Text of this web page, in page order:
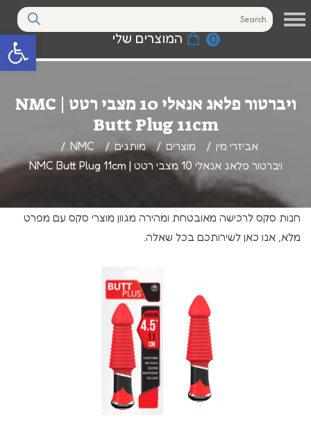
פתח סרגל 0 המוצרים שלי
ויברטור פלאג אנאלי 10 מצבי רטט | NMC
Butt Plug 11cm
אביזרי מין מוצרים מותגים
NMC
ויברטור פלאג אנאלי 10 מצבי רטט | NMC Butt Plug 11cm
חנות סקס לרכישה מאובטחת ומהירה מגוון מוצרי סקס עם מפרט
מלא, אנו כאן לשירותכם בכל שאלה.